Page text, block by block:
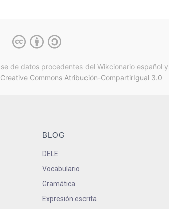
de datos procedentes del Wikcionario español y
Commons Atribución-CompartirIgual 3.0
BLOG
DELE
Vocabulario
Gramática
Expresión escrita